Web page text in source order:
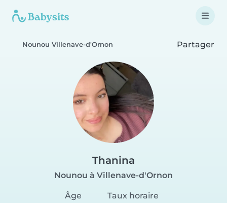
Nounou Villenave-d'Ornon Partager
Thanina
Nounou à Villenave-d'Ornon
Âge
Taux horaire